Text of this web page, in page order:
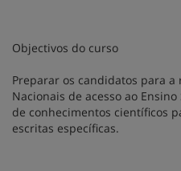
Objectivos do curso
Preparar os candidatos para a
Nacionais de acesso ao
de conhecimentos científicos
escritas específicas.